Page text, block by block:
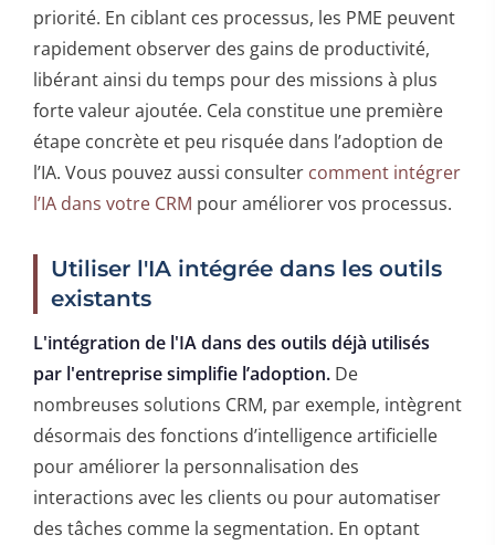
priorité. En ciblant ces processus, les PME peuvent
rapidement observer des gains de productivité,
libérant ainsi du temps pour des missions à plus
forte valeur ajoutée. Cela constitue une première
étape concrète et peu risquée dans l’adoption de
l’IA. Vous pouvez aussi consulter comment intégrer
l’IA dans votre CRM pour améliorer vos processus.
Utiliser l'IA intégrée dans les outils
existants
L'intégration de l'IA dans des outils déjà utilisés
par l'entreprise simplifie l’adoption. De
nombreuses solutions CRM, par exemple, intègrent
désormais des fonctions d’intelligence artificielle
pour améliorer la personnalisation des
interactions avec les clients ou pour automatiser
des tâches comme la segmentation. En optant